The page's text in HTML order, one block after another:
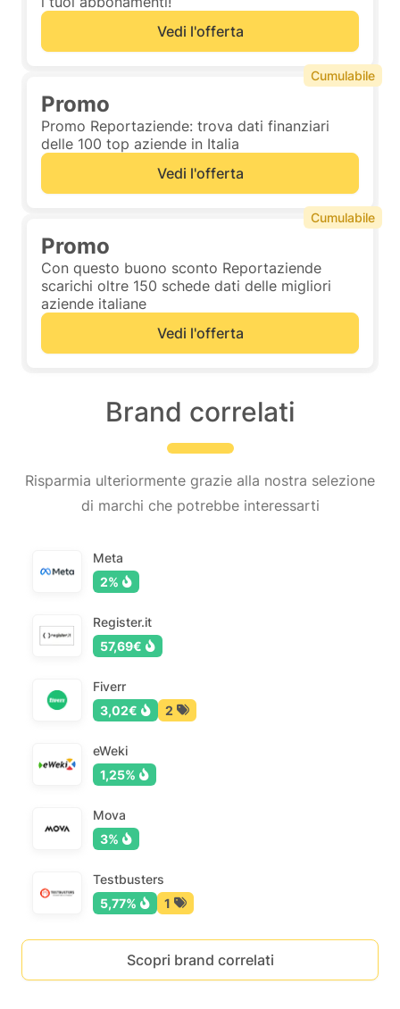
Vedi l'offerta
Promo
Promo Reportaziende: trova dati finanziari
delle 100 top aziende in Italia
Vedi l'offerta
Cumulabile
Promo
Con questo buono sconto Reportaziende
scarichi oltre 150 schede dati delle migliori
aziende italiane
Vedi l'offerta
Cumulabile
Brand correlati
Risparmia ulteriormente grazie alla nostra selezione
di marchi che potrebbe interessarti
Meta
2%
Register.it
57,69€
Fiverr
3,02€
2
eWeki
1,25%
Mova
3%
Testbusters
5,77%
1
Scopri brand correlati